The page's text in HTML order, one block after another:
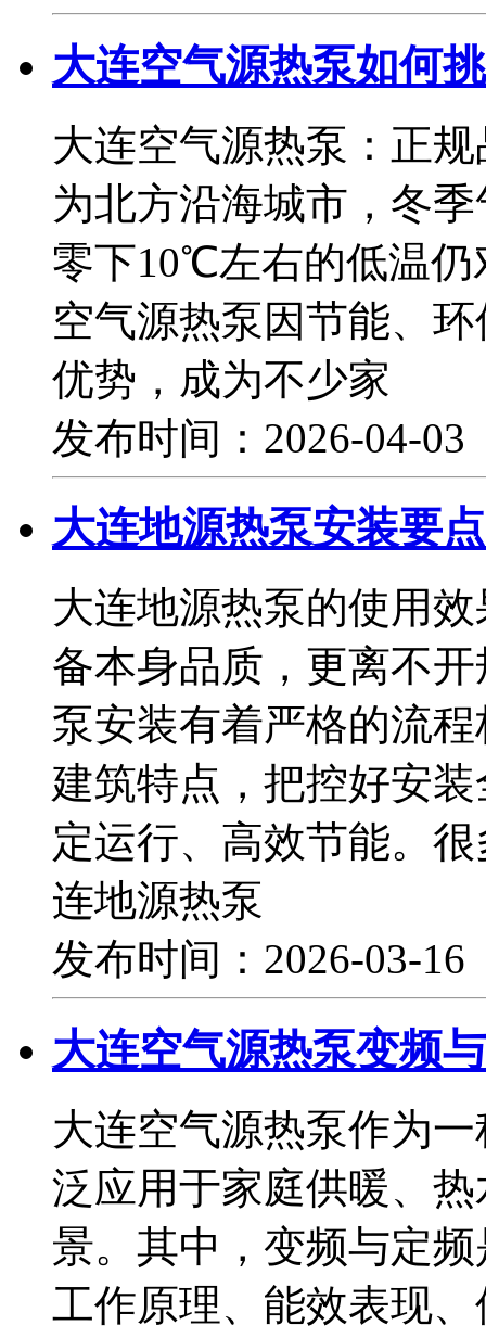
大连空气源热泵如何
大连空气源热泵：正
为北方沿海城市，冬
零下10℃左右的低温仍
空气源热泵因节能、
优势，成为不少家
发布时间：2026-04-
大连地源热泵安装要
大连地源热泵的使用
备本身品质，更离不
泵安装有着严格的流
建筑特点，把控好安
定运行、高效节能。
连地源热泵
发布时间：2026-03-
大连空气源热泵变频
大连空气源热泵作为
泛应用于家庭供暖、
景。其中，变频与定
工作原理、能效表现